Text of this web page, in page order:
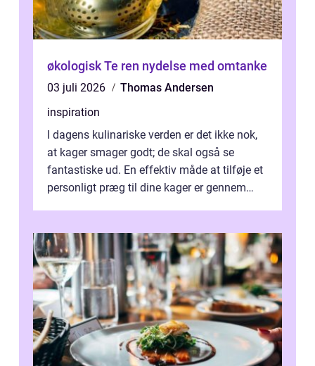
økologisk Te ren nydelse med omtanke
03 juli 2026
Thomas Andersen
inspiration
I dagens kulinariske verden er det ikke nok,
at kager smager godt; de skal også se
fantastiske ud. En effektiv måde at tilføje et
personligt præg til dine kager er gennem